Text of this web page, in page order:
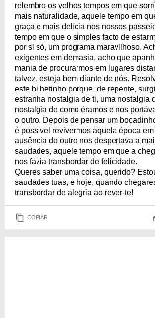
relembro os velhos tempos em que
mais naturalidade, aquele tempo em
graça e mais delícia nos nossos
tempo em que o simples facto de
por si só, um programa maravilhoso.
exigentes em demasia, acho que
mania de procurarmos em lugares
talvez, esteja bem diante de nós.
este bilhetinho porque, de repente,
estranha nostalgia de ti, uma nostalgia
nostalgia de como éramos e nos
o outro. Depois de pensar um
é possível revivermos aquela época em
ausência do outro nos despertava a
saudades, aquele tempo em que a
nos fazia transbordar de felicidade.
Queres saber uma coisa, querido?
saudades tuas, e hoje, quando
transbordar de alegria ao rever-te!
COPIAR